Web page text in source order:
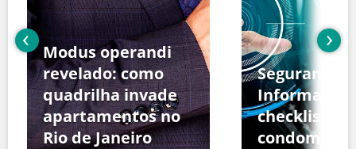
Modus operandi
revelado: como
quadrilha invade
apartamentos no
Rio de Janeiro
Segurança
Informação:
checklist
‹ ›